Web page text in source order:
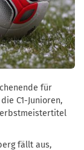
für
C1-Junioren,
fällt aus,